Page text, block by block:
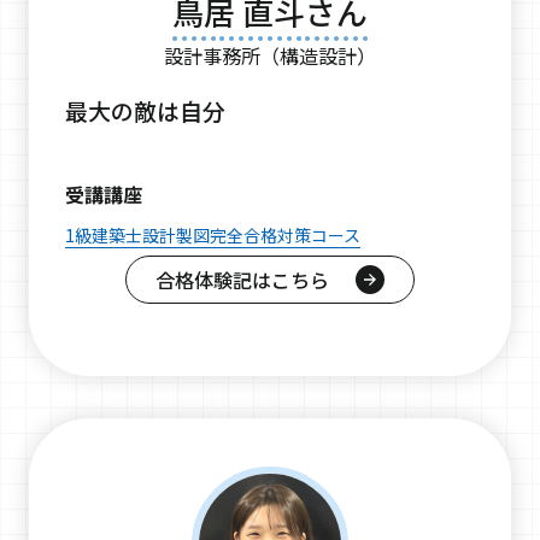
鳥居 直斗さん
設計事務所（構造設計）
最大の敵は自分
受講講座
1級建築士設計製図完全合格対策コース
合格体験記はこちら